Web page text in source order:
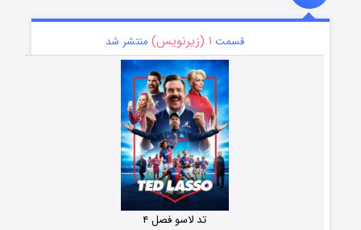
قسمت ۱ (زیرنویس) منتشر شد
تد لاسو فصل ۴